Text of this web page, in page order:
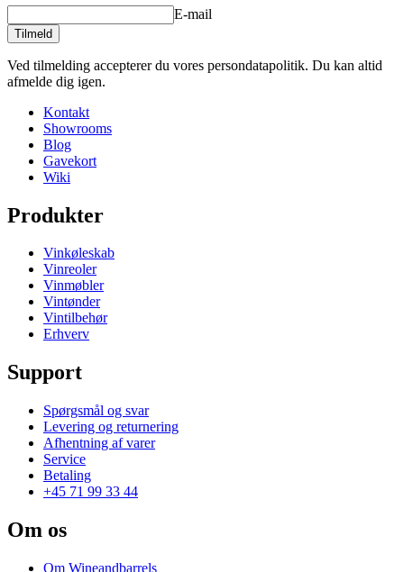
E-mail
Tilmeld
Ved tilmelding accepterer du vores persondatapolitik. Du kan altid
afmelde dig igen.
Kontakt
Showrooms
Blog
Gavekort
Wiki
Produkter
Vinkøleskab
Vinreoler
Vinmøbler
Vintønder
Vintilbehør
Erhverv
Support
Spørgsmål og svar
Levering og returnering
Afhentning af varer
Service
Betaling
+45 71 99 33 44
Om os
Om Wineandbarrels